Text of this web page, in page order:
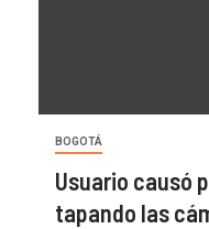
BOGOTÁ
Usuario causó
tapando las